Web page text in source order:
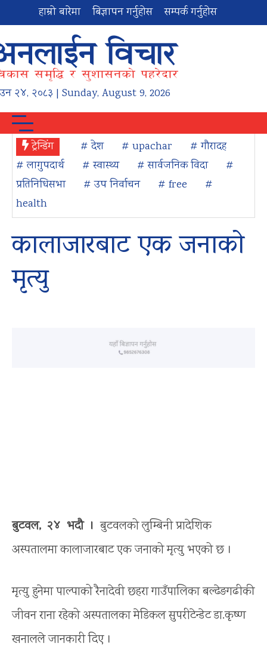
हाम्रो बारेमा बिज्ञापन गर्नुहोस सम्पर्क गर्नुहोस
२४, २०८३ | Sunday, August 9, 2026
ट्रेन्डिंग # देश # upachar
# गौरादह
# लागुपदार्थ
# स्वास्थ्य # सार्वजनिक विदा
#
प्रतिनिधिसभा
# उप निर्वाचन # free
#
health
कालाजारबाट एक जनाको
मृत्यु
बुटवल, २४ भदौ । बुटवलको लुम्बिनी प्रादेशिक
अस्पतालमा कालाजारबाट एक जनाको मृत्यु भएको छ ।
मृत्यु हुनेमा पाल्पाको रैनादेवी छहरा गाउँपालिका बल्ढेङगढीकी
जीवन राना रहेको अस्पतालका मेडिकल सुपरीटेन्डेट डा.कृष्ण
खनालले जानकारी दिए ।